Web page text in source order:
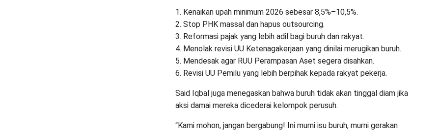
1. Kenaikan upah minimum 2026 sebesar 8,5%–10,5%.
2. Stop PHK massal dan hapus outsourcing.
3. Reformasi pajak yang lebih adil bagi buruh dan rakyat.
4. Menolak revisi UU Ketenagakerjaan yang dinilai merugikan buruh.
5. Mendesak agar RUU Perampasan Aset segera disahkan.
6. Revisi UU Pemilu yang lebih berpihak kepada rakyat pekerja.
Said Iqbal juga menegaskan bahwa buruh tidak akan tinggal diam jika
aksi damai mereka dicederai kelompok perusuh.
“Kami mohon, jangan bergabung! Ini murni isu buruh, murni gerakan